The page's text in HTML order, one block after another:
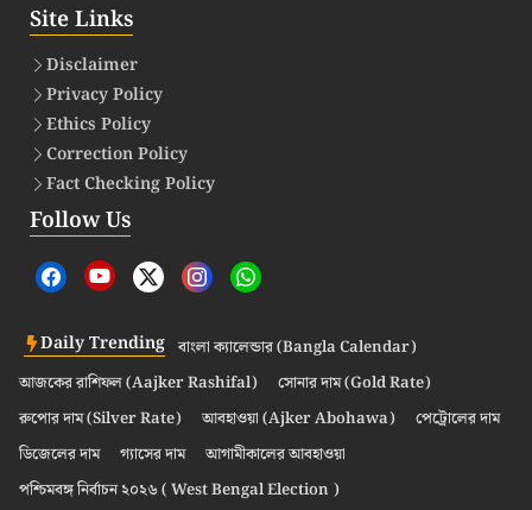
Site Links
Disclaimer
Privacy Policy
Ethics Policy
Correction Policy
Fact Checking Policy
Follow Us
Daily Trending বাংলা ক্যালেন্ডার (Bangla Calendar)
আজকের রাশিফল (Aajker Rashifal)
সোনার দাম (Gold Rate)
রুপোর দাম (Silver Rate)
আবহাওয়া (Ajker Abohawa)
পেট্রোলের দাম
ডিজেলের দাম
গ্যাসের দাম
আগামীকালের আবহাওয়া
পশ্চিমবঙ্গ নির্বাচন ২০২৬ ( West Bengal Election )